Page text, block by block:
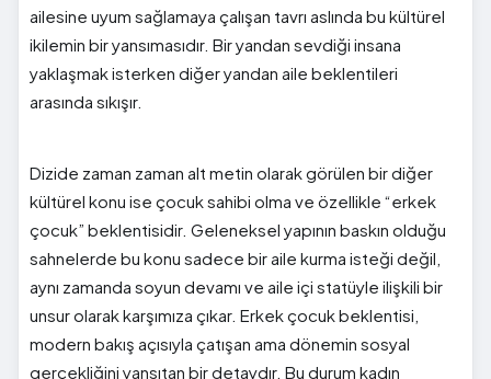
ailesine uyum sağlamaya çalışan tavrı aslında bu kültürel
ikilemin bir yansımasıdır. Bir yandan sevdiği insana
yaklaşmak isterken diğer yandan aile beklentileri
arasında sıkışır.
Dizide zaman zaman alt metin olarak görülen bir diğer
kültürel konu ise çocuk sahibi olma ve özellikle “erkek
çocuk” beklentisidir. Geleneksel yapının baskın olduğu
sahnelerde bu konu sadece bir aile kurma isteği değil,
aynı zamanda soyun devamı ve aile içi statüyle ilişkili bir
unsur olarak karşımıza çıkar. Erkek çocuk beklentisi,
modern bakış açısıyla çatışan ama dönemin sosyal
gerçekliğini yansıtan bir detaydır. Bu durum kadın